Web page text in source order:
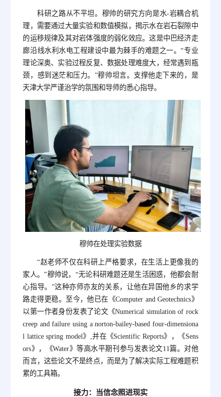
科研之路从不平坦。穆帅的研究方向是水-岩耦合机
理，需要通过大量实验和数值模拟，揭示水在岩石裂隙中
的运移规律及其对岩体强度的弱化效应。这是中巴经济走
廊沿线水利水电工程建设中最为棘手的难题之一。“专业
理论深奥、实验过程反复、数据处理难度大，经常遇到瓶
颈，感到迷茫和压力。”穆帅坦言。支撑他走下来的，是
天津大学严谨治学的氛围和导师的悉心指导。
穆帅在处理实验数据
“赵老师不仅在科研上严格要求，在生活上更像我的
家人。”穆帅说，“无论科研难题还是生活困惑，他都会耐
心指导。”这种亦师亦友的关系，让他在异国他乡的求学
路走得更稳。至今，他已在《Computer and Geotechnics》
以第一作者身份发表了论文《Numerical simulation of rock
creep and failure using a norton-bailey-based four-dimensiona
l lattice spring model》,并在《Scientific Reports》，《Sens
ors》，《Water》等高水平期刊参与发表论文11篇。对他
而言，这些论文不是终点，而是为了解决实际工程难题积
累的工具箱。
接力：当信念照进现实